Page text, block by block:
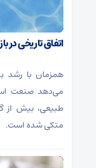
اتفاق تاریخی در
همزمان با رشد
می‌دهد صنعت
طبیعی، بیش از
متکی شده است.